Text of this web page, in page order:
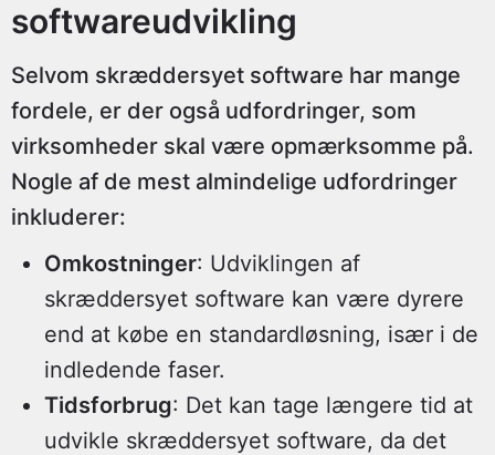
softwareudvikling
Selvom skræddersyet software har mange
fordele, er der også udfordringer, som
virksomheder skal være opmærksomme på.
Nogle af de mest almindelige udfordringer
inkluderer:
Omkostninger: Udviklingen af
skræddersyet software kan være dyrere
end at købe en standardløsning, især i de
indledende faser.
Tidsforbrug: Det kan tage længere tid at
udvikle skræddersyet software, da det